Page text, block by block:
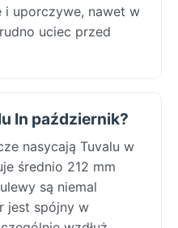
i uporczywe, nawet w
uciec przed
In październik?
nasycają Tuvalu w
średnio 212 mm
są niemal
jest spójny w